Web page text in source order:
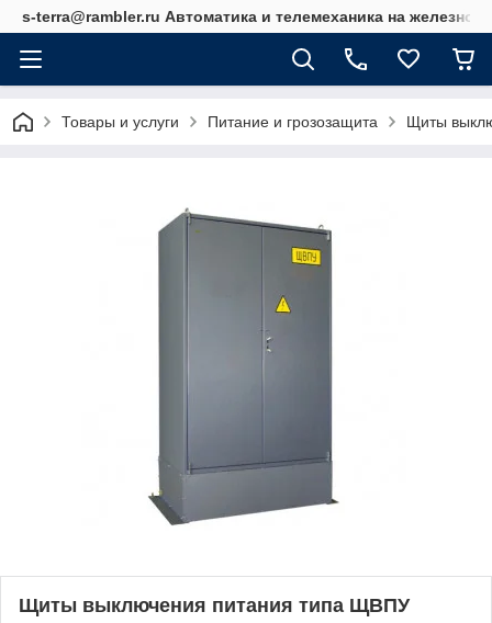
s-terra@rambler.ru Автоматика и телемеханика на
Товары и услуги Питание и грозозащита Щиты
Щиты выключения питания типа ЩВПУ